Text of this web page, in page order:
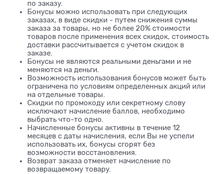
по заказу.
Бонусы можно использовать при следующих
заказах, в виде скидки - путем снижения суммы
заказа за товары, но не более 20% стоимости
товаров после применения всех скидок, стоимость
доставки рассчитывается с учетом скидок в
заказе.
Бонусы не являются реальными деньгами и не
меняются на деньги.
Возможность использования бонусов может быть
ограничена по условиям определенных акций или
на отдельные товары.
Скидки по промокоду или секретному слову
исключают начисление баллов, необходимо
выбрать что-то одно.
Начисленные бонусы активны в течение 12
месяцев с даты начисления, если Вы не успели
использовать их, бонусы сгорят без
возможности восстановления.
Возврат заказа отменяет начисление по
возвращаемому товару.